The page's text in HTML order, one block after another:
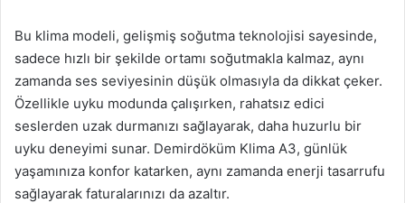
Bu klima modeli, gelişmiş soğutma teknolojisi sayesinde,
sadece hızlı bir şekilde ortamı soğutmakla kalmaz, aynı
zamanda ses seviyesinin düşük olmasıyla da dikkat çeker.
Özellikle uyku modunda çalışırken, rahatsız edici
seslerden uzak durmanızı sağlayarak, daha huzurlu bir
uyku deneyimi sunar. Demirdöküm Klima A3, günlük
yaşamınıza konfor katarken, aynı zamanda enerji tasarrufu
sağlayarak faturalarınızı da azaltır.